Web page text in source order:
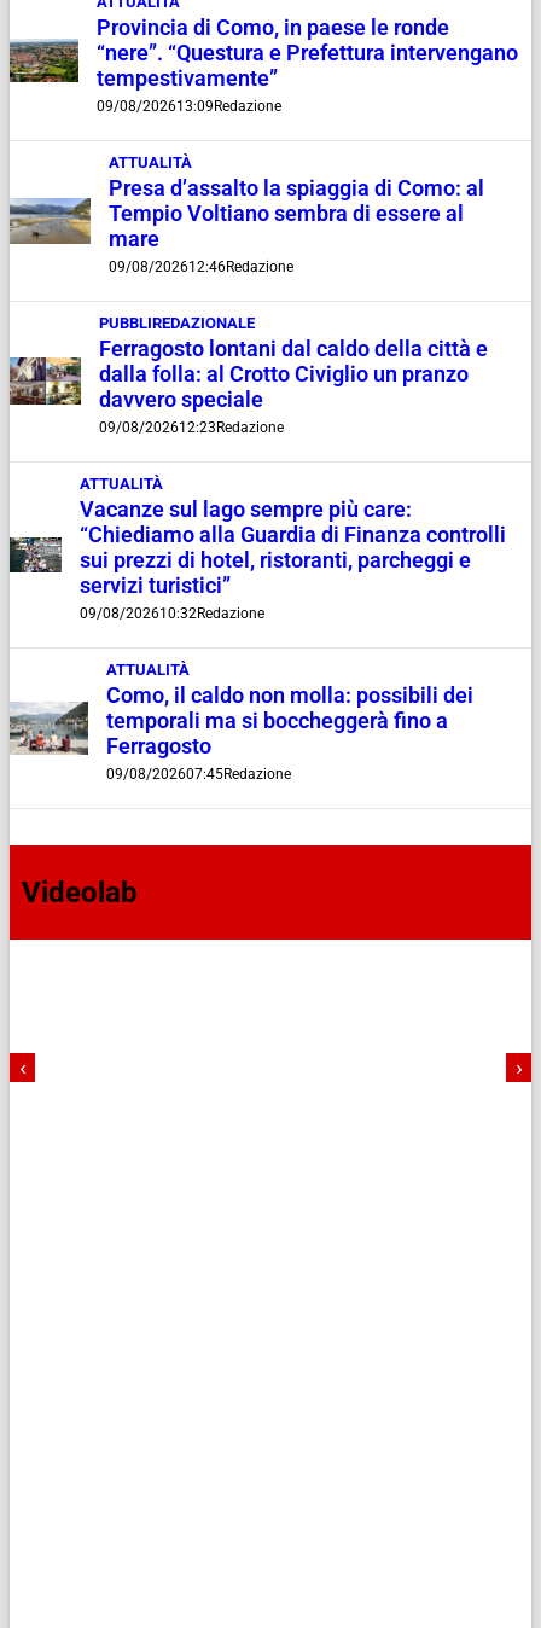
Provincia di Como, in paese le ronde
“nere”. “Questura e Prefettura intervengano
tempestivamente”
09/08/202613:09 Redazione
ATTUALITÀ
Presa d’assalto la spiaggia di Como: al
Tempio Voltiano sembra di essere al
mare
09/08/202612:46Redazione
PUBBLIREDAZIONALE
Ferragosto lontani dal caldo della città e
dalla folla: al Crotto Civiglio un pranzo
davvero speciale
09/08/202612:23 Redazione
ATTUALITÀ
Vacanze sul lago sempre più care:
“Chiediamo alla Guardia di Finanza controlli
sui prezzi di hotel, ristoranti, parcheggi e
servizi turistici”
09/08/202610:32Redazione
ATTUALITÀ
Como, il caldo non molla: possibili dei
temporali ma si boccheggerà fino a
Ferragosto
09/08/202607:45Redazione
Videolab
‹ ›